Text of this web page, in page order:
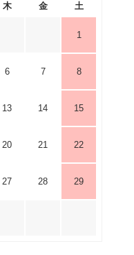
木 金 土
1
6 7 8
13 14 15
20 21 22
27 28 29